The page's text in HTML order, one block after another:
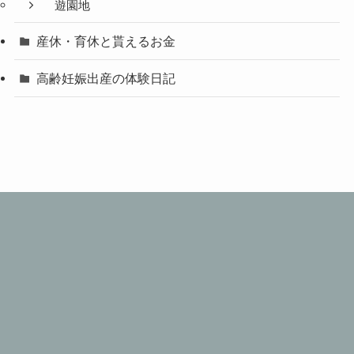
遊園地
産休・育休と貰えるお金
高齢妊娠出産の体験日記